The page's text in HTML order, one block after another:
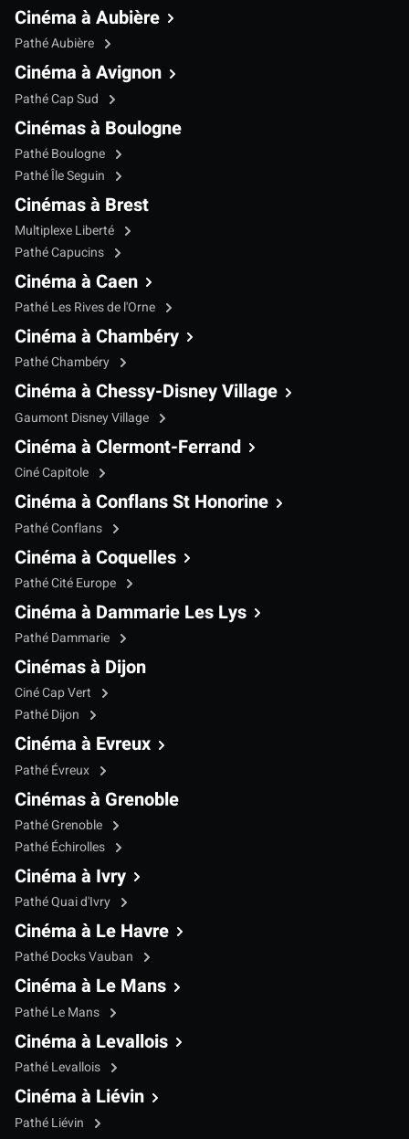
Cinéma à Aubière
Pathé Aubière
Cinéma à Avignon
Pathé Cap Sud
Cinémas à Boulogne
Pathé Boulogne
Pathé Île Seguin
Cinémas à Brest
Multiplexe Liberté
Pathé Capucins
Cinéma à Caen
Pathé Les Rives de l'Orne
Cinéma à Chambéry
Pathé Chambéry
Cinéma à Chessy-Disney Village
Gaumont Disney Village
Cinéma à Clermont-Ferrand
Ciné Capitole
Cinéma à Conflans St Honorine
Pathé Conflans
Cinéma à Coquelles
Pathé Cité Europe
Cinéma à Dammarie Les Lys
Pathé Dammarie
Cinémas à Dijon
Ciné Cap Vert
Pathé Dijon
Cinéma à Evreux
Pathé Évreux
Cinémas à Grenoble
Pathé Grenoble
Pathé Échirolles
Cinéma à Ivry
Pathé Quai d'Ivry
Cinéma à Le Havre
Pathé Docks Vauban
Cinéma à Le Mans
Pathé Le Mans
Cinéma à Levallois
Pathé Levallois
Cinéma à Liévin
Pathé Liévin